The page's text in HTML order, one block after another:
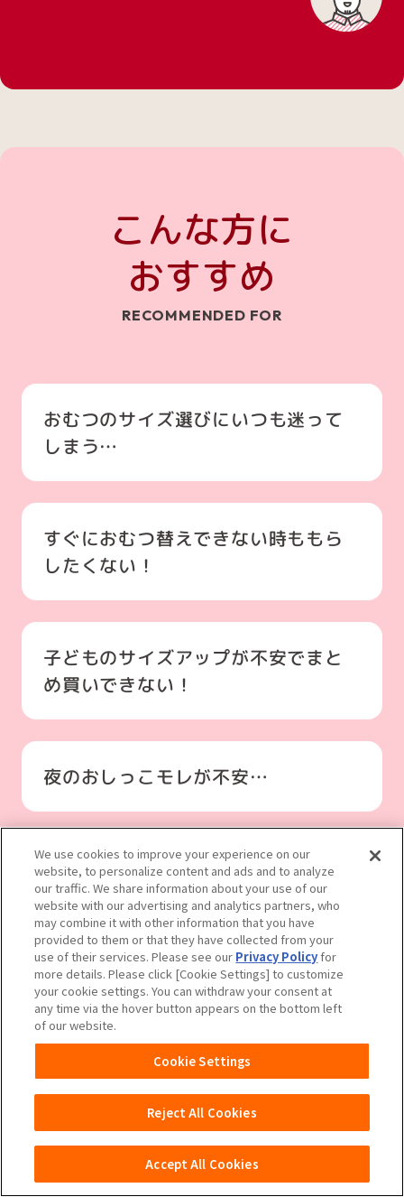
こんな方に
おすすめ
RECOMMENDED FOR
おむつのサイズ選びにいつも迷って
しまう…
すぐにおむつ替えできない時ももら
したくない！
子どものサイズアップが不安でまと
め買いできない！
夜のおしっこモレが不安…
マミーポコパンツ
We use cookies to improve your experience on our
website, to personalize content and ads and to analyze
our traffic. We share information about your use of our
website with our advertising and analytics partners, who
may combine it with other information that you have
provided to them or that they have collected from your
use of their services. Please see our Privacy Policyfor
more details. Please click [Cookie Settings] to customize
your cookie settings. You can withdraw your consent at
any time via the hover button appears on the bottom left
of our website.
Cookie Settings
Reject All Cookies
Accept All Cookies